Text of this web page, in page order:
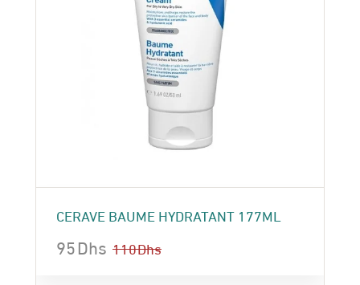
CERAVE BAUME HYDRATANT 177ML
110Dhs
95Dhs